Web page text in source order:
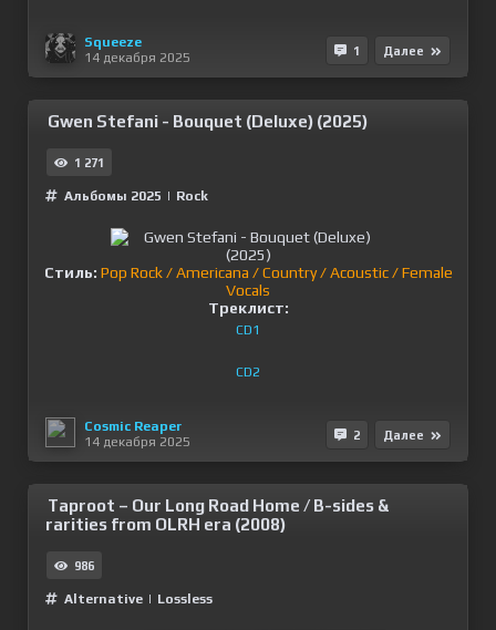
Squeeze
14 декабря 2025
1 Далее
Gwen Stefani - Bouquet (Deluxe) (2025)
1 271
Альбомы 2025 | Rock
Стиль: Pop Rock / Americana / Country / Acoustic / Female
Vocals
Треклист:
CD1
CD2
Cosmic Reaper
14 декабря 2025
2 Далее
Taproot – Our Long Road Home / B-sides &
rarities from OLRH era (2008)
986
Alternative | Lossless